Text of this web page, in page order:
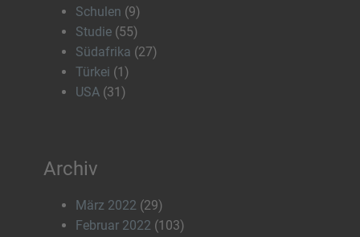
Schulen (9)
Studie (55)
Südafrika (27)
Türkei (1)
USA (31)
Archiv
März 2022 (29)
Februar 2022 (103)